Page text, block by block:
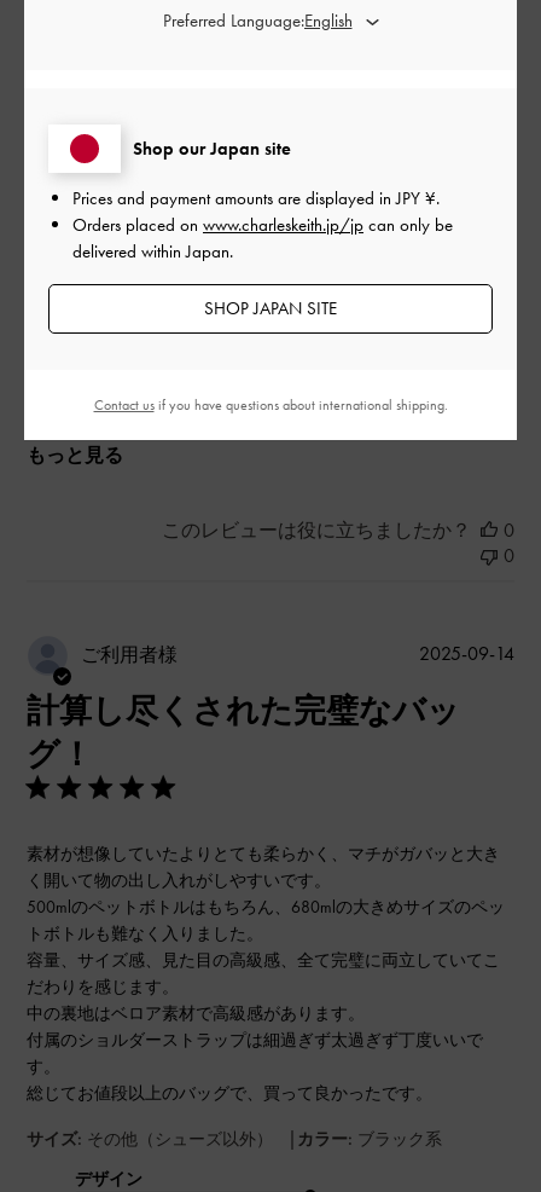
め掛け、色々出来るのも嬉しい😃🎶買って良かったです。
サイズ: その他（シューズ以外） |カラー: ブラック系
デザイン
とてもよかった
品質
もっと見る
このレビューは役に立ちましたか？
0
0
ご利用者様
計算し尽くされた完璧なバッ
グ！
素材が想像していたよりとても柔らかく、マチがガバッと大き
く開いて物の出し入れがしやすいです。
500mlのペットボトルはもちろん、680mlの大きめサイズのペッ
トボトルも難なく入りました。
容量、サイズ感、見た目の高級感、全て完璧に両立していてこ
だわりを感じます。
中の裏地はベロア素材で高級感があります。
付属のショルダーストラップは細過ぎず太過ぎず丁度いいで
す。
総じてお値段以上のバッグで、買って良かったです。
サイズ: その他（シューズ以外） | カラー: ブラック系
デザイン
公
2025-09-14
Shop our Japan site
Prices and payment amounts are displayed inJPY ¥.
Orders placed on www.charleskeith.jp/jp can only be
delivered within Japan.
SHOP JAPAN SITE
Preferred Language:
Contact usif you have questions about international shipping.